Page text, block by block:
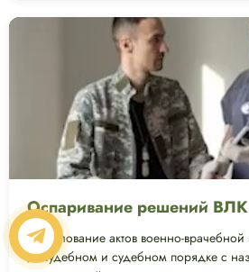
Оспаривание решений ВЛК
Обжалование актов военно-
досудебном и судебном порядке с